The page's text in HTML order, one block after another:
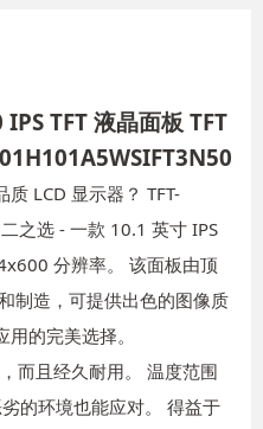
TFT 液晶面板 TFT
LCD 显示器？ TFT-
之选 - 一款 10.1 英寸 IPS
分辨率。 该面板由顶
制造，可提供出色的图像质
的完美选择。
而且经久耐用。 温度范围
的环境也能应对。 得益于